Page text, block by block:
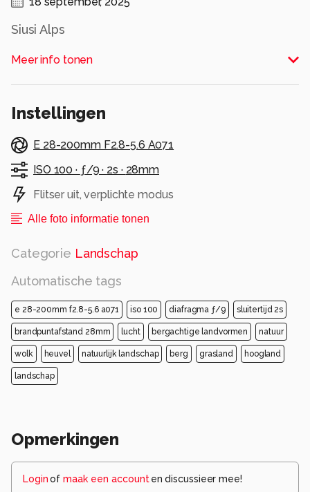
Siusi Alps
Alle rechten voorbehouden
Meer info tonen
Instellingen
E 28-200mm F2.8-5.6 A071
ISO 100 · ƒ/9 · 2s · 28mm
Flitser uit, verplichte modus
Alle foto informatie tonen
Categorie Landschap
Automatische tags
e 28-200mm f2.8-5.6 a071 iso 100 diafragma ƒ/9 sluitertijd 2s
brandpuntafstand 28mm lucht bergachtige landvormen natuur
wolk heuvel natuurlijk landschap berg grasland hoogland
landschap
Opmerkingen
Loginof maak een account en discussieer mee!